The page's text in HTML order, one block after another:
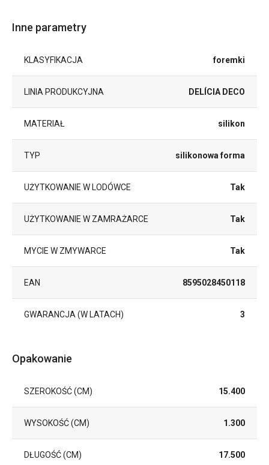
Inne parametry
KLASYFIKACJA foremki
LINIA PRODUKCYJNA DELÍCIA DECO
MATERIAŁ silikon
TYP silikonowa forma
UŻYTKOWANIE W LODÓWCE Tak
UŻYTKOWANIE W ZAMRAŻARCE Tak
MYCIE W ZMYWARCE Tak
EAN 8595028450118
GWARANCJA (W LATACH) 3
Opakowanie
SZEROKOŚĆ (CM) 15.400
WYSOKOŚĆ (CM) 1.300
DŁUGOŚĆ (CM) 17.500